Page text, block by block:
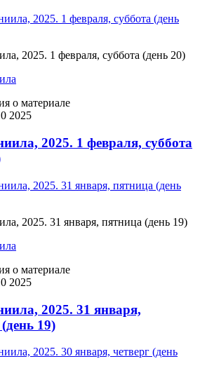
2025. 1 февраля, суббота (день 20)
о материале
2025
2025. 1 февраля, суббота
2025. 31 января, пятница (день 19)
о материале
2025
2025. 31 января,
19)